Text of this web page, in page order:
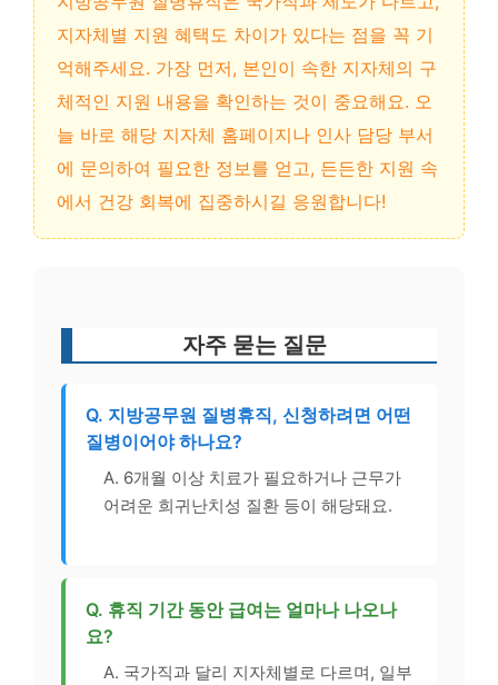
지자체별 지원 혜택도 차이가 있다는 점을 꼭 기
억해주세요. 가장 먼저, 본인이 속한 지자체의 구
체적인 지원 내용을 확인하는 것이 중요해요. 오
늘 바로 해당 지자체 홈페이지나 인사 담당 부서
에 문의하여 필요한 정보를 얻고, 든든한 지원 속
에서 건강 회복에 집중하시길 응원합니다!
자주 묻는 질문
Q. 지방공무원 질병휴직, 신청하려면 어떤
질병이어야 하나요?
A. 6개월 이상 치료가 필요하거나 근무가
어려운 희귀난치성 질환 등이 해당돼요.
Q. 휴직 기간 동안 급여는 얼마나 나오나
요?
A. 국가직과 달리 지자체별로 다르며, 일부